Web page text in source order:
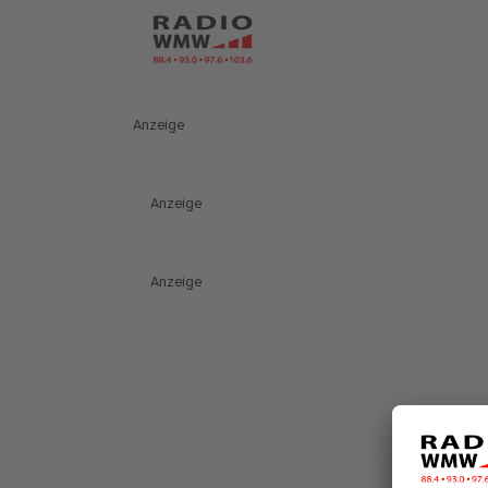
Anzeige
Anzeige
Anzeige